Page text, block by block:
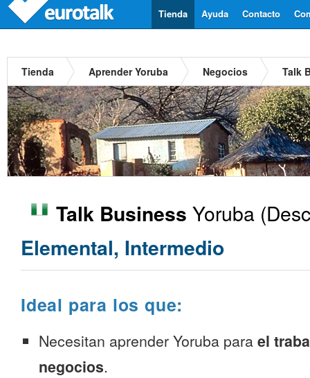
Contacto
Ayuda
Tienda
Tienda Aprender Yoruba Negocios Talk
Talk Business Yoruba
Elemental, Intermedio
Ideal para los que:
Necesitan aprender Yoruba para el
negocios.